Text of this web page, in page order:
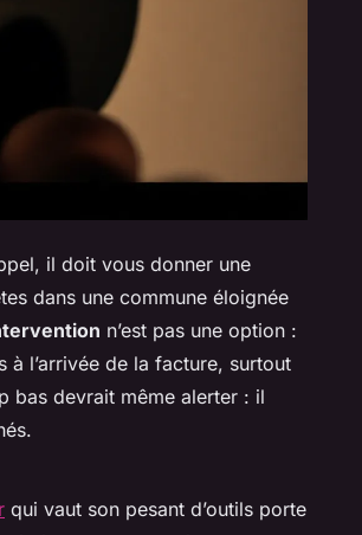
il doit vous donner une
dans une commune éloignée
n’est pas une option :
à l’arrivée de la facture, surtout
bas devrait même alerter : il
qui vaut son pesant d’outils porte